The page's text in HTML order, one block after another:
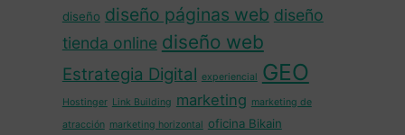
diseño diseño páginas web diseño
tienda online diseño web
Estrategia Digital experiencial GEO
Hostinger Link Building marketing marketing de
atracción marketing horizontal oficina Bikain